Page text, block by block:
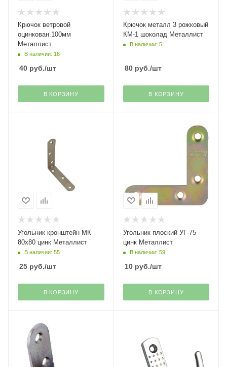
Крючок ветровой
оцинкован.100мм
Металлист
В наличии: 18
40 руб./шт
В КОРЗИНУ
Крючок металл 3 рожковый
КМ-1 шоколад Металлист
В наличии: 5
80руб./шт
В КОРЗИНУ
Угольник кронштейн МК
80х80 цинк Металлист
В наличии: 55
25 руб./шт
В КОРЗИНУ
Угольник плоский УГ-75
цинк Металлист
В наличии: 59
10руб./шт
В КОРЗИНУ